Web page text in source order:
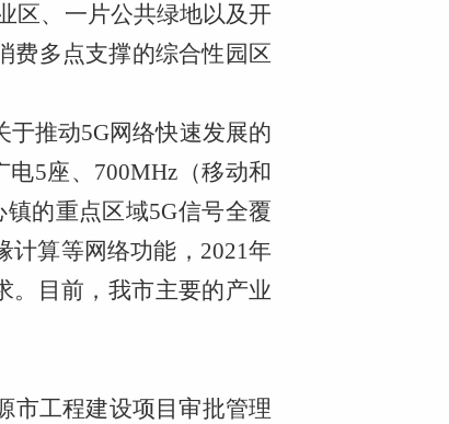
区、一片公共绿地以及开
费多点支撑的综合性园区
于推动5G网络快速发展的
5座、700MHz（移动和
的重点区域5G信号全覆
计算等网络功能，2021年
。目前，我市主要的产业
市工程建设项目审批管理